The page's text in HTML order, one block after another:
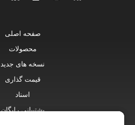
صفحه اصلی
محصولات
نسخه های جدید
قیمت گذاری
اسناد
پشتیبانی رایگان